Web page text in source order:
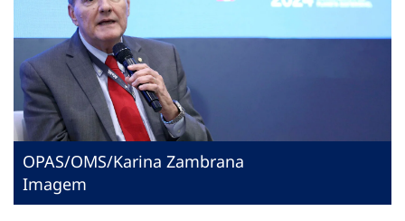
OPAS/OMS/Karina Zambrana
Imagem